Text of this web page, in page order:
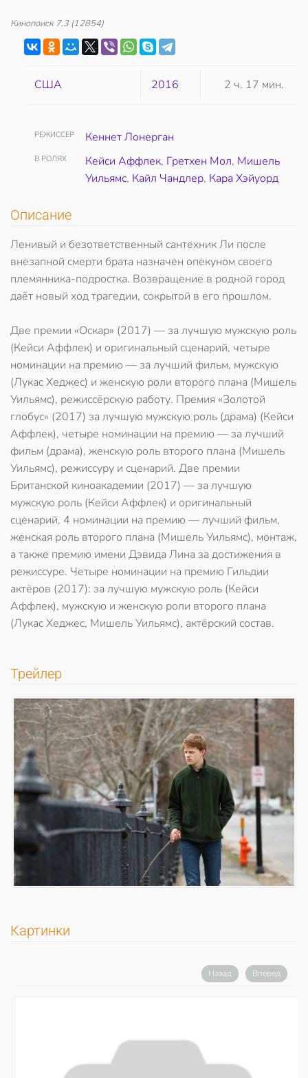
Кинопоиск 7.3(12854)
США 2016 2 ч. 17 мин.
РЕЖИССЕР Кеннет Лонерган
В РОЛЯХ Кейси Аффлек, Гретхен Мол, Мишель
Уильямс, Кайл Чандлер, Кара Хэйуорд
Описание
Ленивый и безответственный сантехник Ли после
внезапной смерти брата назначен опекуном своего
племянника-подростка. Возвращение в родной город
даёт новый ход трагедии, сокрытой в его прошлом.
Две премии «Оскар» (2017) — за лучшую мужскую роль
(Кейси Аффлек) и оригинальный сценарий, четыре
номинации на премию — за лучший фильм, мужскую
(Лукас Хеджес) и женскую роли второго плана (Мишель
Уильямс), режиссёрскую работу. Премия «Золотой
глобус» (2017) за лучшую мужскую роль (драма) (Кейси
Аффлек), четыре номинации на премию — за лучший
фильм (драма), женскую роль второго плана (Мишель
Уильямс), режиссуру и сценарий. Две премии
Британской киноакадемии (2017) — за лучшую
мужскую роль (Кейси Аффлек) и оригинальный
сценарий, 4 номинации на премию — лучший фильм,
женская роль второго плана (Мишель Уильямс), монтаж,
а также премию имени Дэвида Лина за достижения в
режиссуре. Четыре номинации на премию Гильдии
актёров (2017): за лучшую мужскую роль (Кейси
Аффлек), мужскую и женскую роли второго плана
(Лукас Хеджес, Мишель Уильямс), актёрский состав.
Трейлер
Картинки
Назад Вперед